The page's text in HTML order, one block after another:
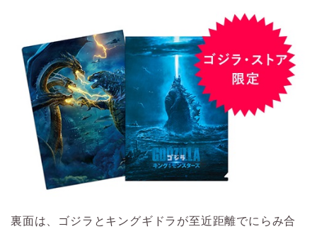
裏面は、ゴジラとキングギドラが至近距離でにらみ合